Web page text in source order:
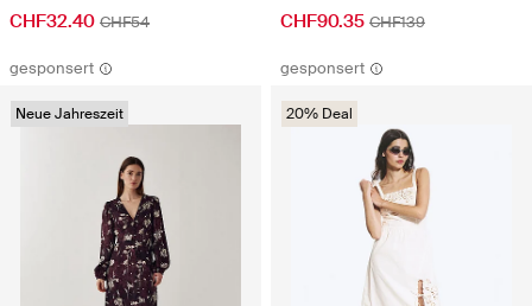
CHF32.40 CHF54 CHF90.35 CHF139
gesponsert
Neue Jahreszeit
gesponsert
20% Deal